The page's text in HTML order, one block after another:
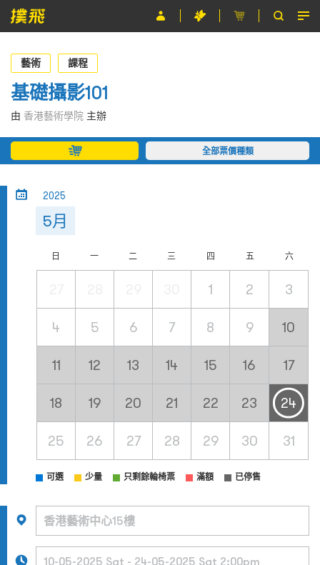
節目
主辦單位
關於撲飛
條款及細則
藝術 課程
基礎攝影101
由 香港藝術學院 主辦
全部票價種類
2025
5月
日 一 二 三 四 五 六
1 2 3
4 5 6 7 8 9 10
11 12 13 14 15 16 17
18 19 20 21 22 23 24
25 26 27 28 29 30 31
可選 少量 只剩餘輪椅票 滿額 已停售